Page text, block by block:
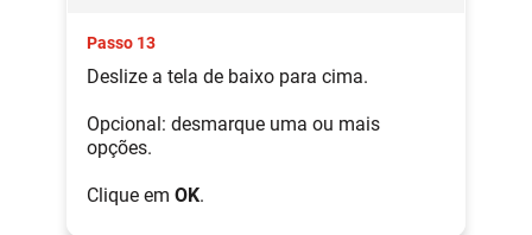
Passo 13
Deslize a tela de baixo para cima.
Opcional: desmarque uma ou mais
opções.
Clique em OK.